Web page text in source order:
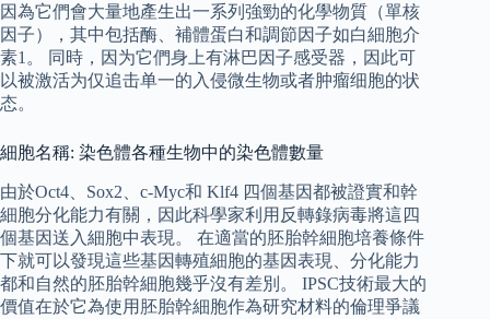
因為它們會大量地產生出一系列強勁的化學物質（單核
因子），其中包括酶、補體蛋白和調節因子如白細胞介
素1。 同時，因为它們身上有淋巴因子感受器，因此可
以被激活为仅追击单一的入侵微生物或者肿瘤细胞的状
态。
細胞名稱: 染色體各種生物中的染色體數量
由於Oct4、Sox2、c-Myc和 Klf4 四個基因都被證實和幹
細胞分化能力有關，因此科學家利用反轉錄病毒將這四
個基因送入細胞中表現。 在適當的胚胎幹細胞培養條件
下就可以發現這些基因轉殖細胞的基因表現、分化能力
都和自然的胚胎幹細胞幾乎沒有差別。 IPSC技術最大的
價值在於它為使用胚胎幹細胞作為研究材料的倫理爭議